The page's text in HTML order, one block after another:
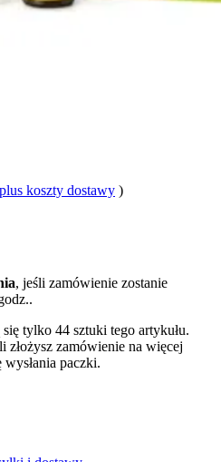
plus koszty dostawy )
, jeśli zamówienie zostanie
.
tylko 44 sztuki tego artykułu.
złożysz zamówienie na więcej
wysłania paczki.